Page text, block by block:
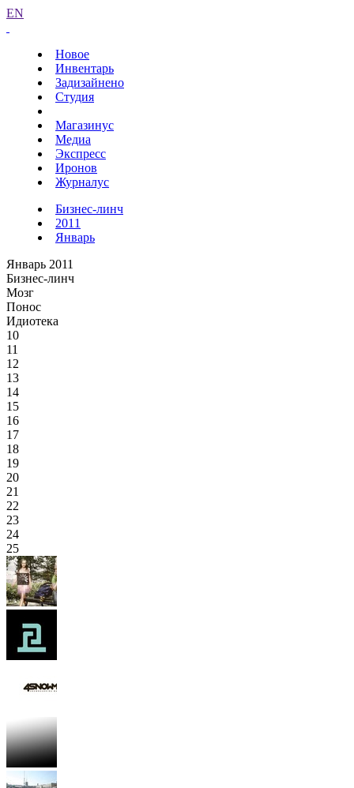
EN
Новое
Инвентарь
Задизайнено
Студия
Магазинус
Медиа
Экспресс
Иронов
Журналус
Бизнес-линч
2011
Январь
Январь 2011
Бизнес-линч
Мозг
Понос
Идиотека
10
11
12
13
14
15
16
17
18
19
20
21
22
23
24
25